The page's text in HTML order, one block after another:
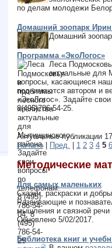
по делам молодежи
Домашний зоопарк
Домашний
Программа «ЭкоЛогос»
Леса
актуальные для
вопросы, касающиеся
поднимаются автором и
«ЭкоЛогос». Задайте
8(495)786-54-25.
Актуальные публикации
Начало| Пред. | 1 2 3 4 5 6
Методические
Для самых маленьких
Сказки, раскраски и
Развивающие и
мышления и связной речи
Обновлено 5/02/2017.
Библиотека книг и